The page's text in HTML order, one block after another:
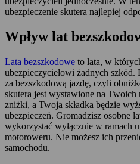
ubezpieczenie skutera najlepiej
Wpływ lat
Lata bezszkodowe to lata, w
ubezpieczycielowi żadnych szkód.
za bezszkodową jazdę, czyli
skutera jest wystawione na
zniżki, a Twoja składka będzie
ubezpieczeń. Gromadzisz osobne
wykorzystać wyłącznie w ramach
motoroweru. Nie możesz ich
samochodu.